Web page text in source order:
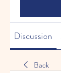
Discussion
Back